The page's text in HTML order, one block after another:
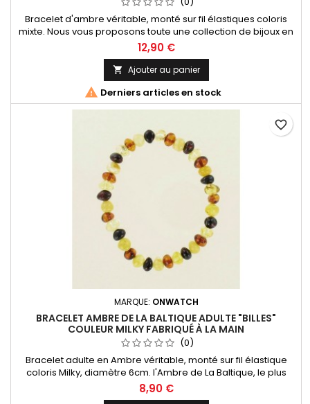
Bracelet d'ambre véritable, monté sur fil élastiques coloris
mixte. Nous vous proposons toute une collection de bijoux en
ambre provenants de la mer Baltique, l'ambre le plus réputé
au monde !
12,90 €
 Ajouter au panier
 Derniers articles en stock
MARQUE: ONWATCH
BRACELET AMBRE DE LA BALTIQUE ADULTE "BILLES"
COULEUR MILKY FABRIQUÉ À LA MAIN
(0)
Bracelet adulte en Ambre véritable, monté sur fil élastique
coloris Milky, diamètre 6cm. l'Ambre de La Baltique, le plus
réputé au monde ! Livré dans un sachet organza
8,90 €
favorite_border